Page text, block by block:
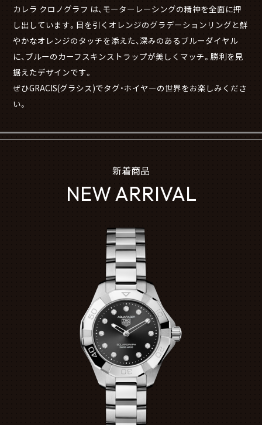
カレラ クロノグラフ は、モーターレーシングの精神を全面に押
し出しています。目を引くオレンジのグラデーションリングと鮮
やかなオレンジのタッチを添えた、深みのあるブルーダイヤル
に、ブルーのカーフスキンストラップが美しくマッチ。勝利を見
据えたデザインです。
ぜひGRACIS(グラシス)でタグ・ホイヤーの世界をお楽しみくださ
い。
新着商品
NEW ARRIVAL